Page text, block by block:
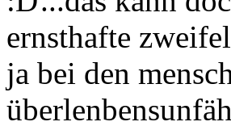
ernsthafte
ja bei den